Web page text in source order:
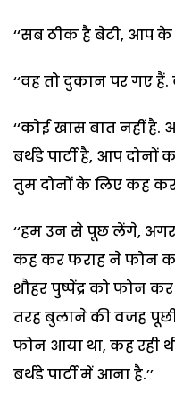
‘‘सब ठीक है बेटी, आप के
‘‘वह तो दुकान पर गए हैं.
‘‘कोई खास बात नहीं
बर्थडे पार्टी है, आप
तुम दोनों के लिए कह कर
‘‘हम उन से पूछ लेंगे,
कह कर फराह ने फोन
शौहर पुष्पेंद्र को फोन
तरह बुलाने की वजह पूछी
फोन आया था, कह रही
बर्थडे पार्टी में आना है.’’